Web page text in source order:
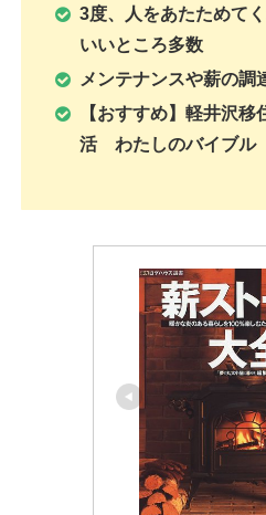
3度、人をあたためて
いいところ多数
メンテナンスや薪の調
【おすすめ】軽井沢
活 わたしのバイブル